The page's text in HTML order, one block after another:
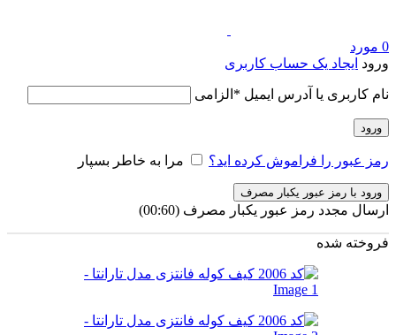
0 مورد
ورود ایجاد یک حساب کاربری
نام کاربری یا آدرس ایمیل * الزامی
ورود
رمز عبور را فراموش کرده اید؟ مرا به خاطر بسپار
ورود با رمز عبور یکبار مصرف
ارسال مجدد رمز عبور یکبار مصرف (00:
60
)
فروخته شده